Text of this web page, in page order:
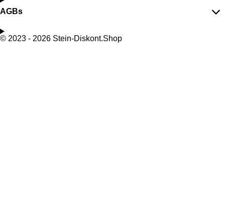
AGBs
© 2023 - 2026 Stein-Diskont.Shop